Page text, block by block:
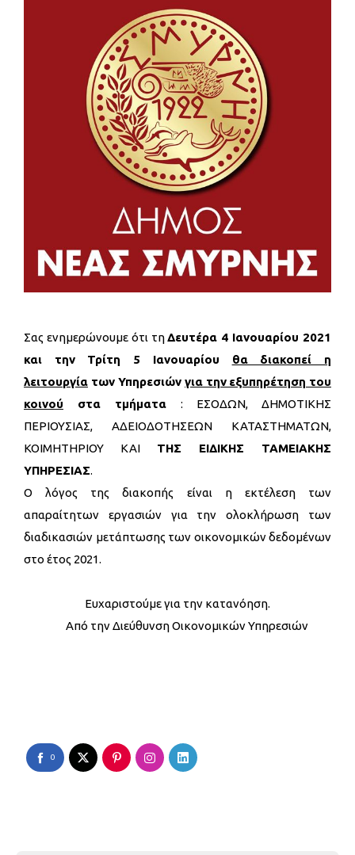
Σας ενημερώνουμε ότι τηΔευτέρα 4 Ιανουαρίου 2021
και την Τρίτη 5 Ιανουαρίου θα διακοπεί η
λειτουργία των Υπηρεσιών για την εξυπηρέτηση του
κοινού στα τμήματα : EΣΟΔΩΝ, ΔΗΜΟΤΙΚΗΣ
ΠΕΡΙΟΥΣΙΑΣ, ΑΔΕΙΟΔΟΤΗΣΕΩΝ ΚΑΤΑΣΤΗΜΑΤΩΝ,
ΚΟΙΜΗΤΗΡΙΟΥ ΚΑΙ ΤΗΣ ΕΙΔΙΚΗΣ ΤΑΜΕΙΑΚΗΣ
ΥΠΗΡΕΣΙΑΣ.
Ο λόγος της διακοπής είναι η εκτέλεση των
απαραίτητων εργασιών για την ολοκλήρωση των
διαδικασιών μετάπτωσης των οικονομικών δεδομένων
στο έτος 2021.
Ευχαριστούμε για την κατανόηση.
Από την Διεύθυνση Οικονομικών Υπηρεσιών
0